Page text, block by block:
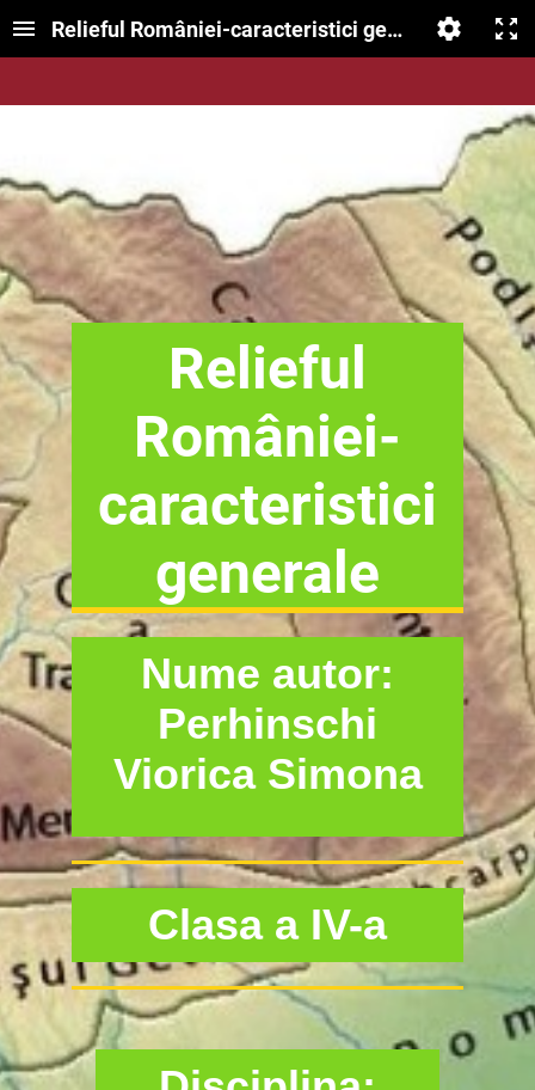
Relieful României-caracteristici generale
Relieful
României-
caracteristici
generale
Nume autor:
Perhinschi
Viorica Simona
Clasa a IV-a